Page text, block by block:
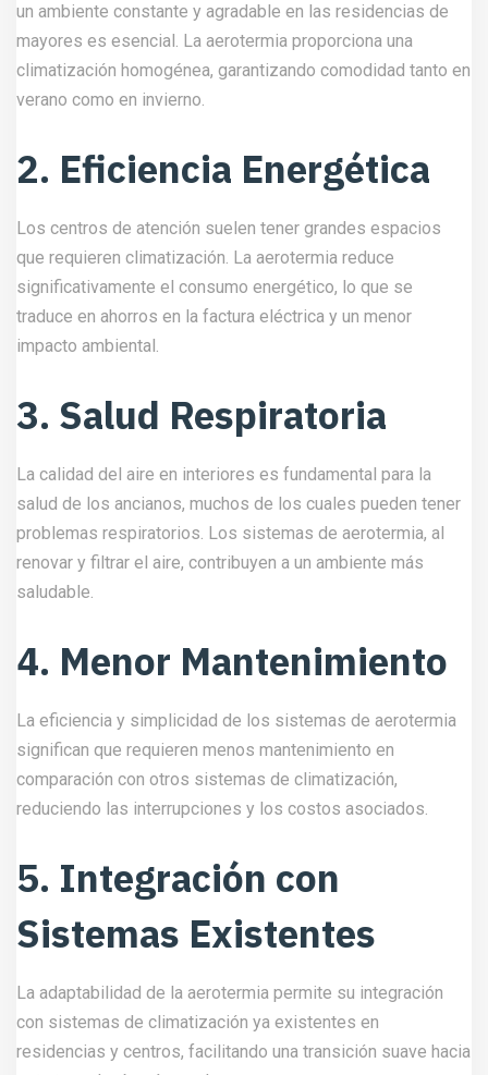
un ambiente constante y agradable en las residencias de
mayores es esencial. La aerotermia proporciona una
climatización homogénea, garantizando comodidad tanto en
verano como en invierno.
2. Eficiencia Energética
Los centros de atención suelen tener grandes espacios
que requieren climatización. La aerotermia reduce
significativamente el consumo energético, lo que se
traduce en ahorros en la factura eléctrica y un menor
impacto ambiental.
3. Salud Respiratoria
La calidad del aire en interiores es fundamental para la
salud de los ancianos, muchos de los cuales pueden tener
problemas respiratorios. Los sistemas de aerotermia, al
renovar y filtrar el aire, contribuyen a un ambiente más
saludable.
4. Menor Mantenimiento
La eficiencia y simplicidad de los sistemas de aerotermia
significan que requieren menos mantenimiento en
comparación con otros sistemas de climatización,
reduciendo las interrupciones y los costos asociados.
5. Integración con
Sistemas Existentes
La adaptabilidad de la aerotermia permite su integración
con sistemas de climatización ya existentes en
residencias y centros, facilitando una transición suave hacia